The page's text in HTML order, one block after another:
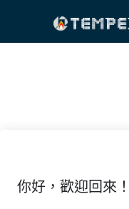
你好，歡迎回來！